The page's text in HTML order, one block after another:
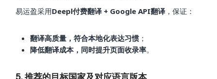
易运盈采用Deepl付费翻译 + Google API翻译 ，保证：
翻译高质量，符合本地化表达习惯 ；
降低翻译成本，同时提升页面收录率。
5. 推荐的目标国家及对应语言版本